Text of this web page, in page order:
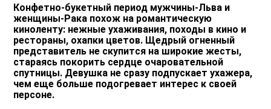
Конфетно-букетный период мужчины-Льва и
женщины-Рака похож на романтическую
киноленту: нежные ухаживания, походы в кино и
рестораны, охапки цветов. Щедрый огненный
представитель не скупится на широкие жесты,
стараясь покорить сердце очаровательной
спутницы. Девушка не сразу подпускает ухажера,
чем еще больше подогревает интерес к своей
персоне.